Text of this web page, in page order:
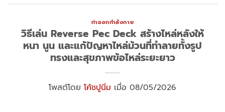
ท่าออกกำลังกาย
วิธีเล่น Reverse Pec Deck สร้างไหล่หลังให้
หนา นูน และแก้ปัญหาไหล่ม้วนที่ทำลายทั้งรูป
ทรงและสุขภาพข้อไหล่ระยะยาว
โพสต์โดย โค้ชปูนิ่ม เมื่อ 08/05/2026